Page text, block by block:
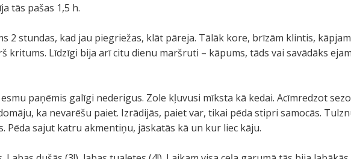
tās pašas 1,5 h.
2 stundas, kad jau piegriežas, klāt pāreja. Tālāk kore, brīzām klintis,
kritums. Līdzīgi bija arī citu dienu maršruti – kāpums, tāds vai savādāks
paņēmis galīgi nederigus. Zole kļuvusi mīksta kā kedai. Acīmredzot
ka nevarēšu paiet. Izrādijās, paiet var, tikai pēda stipri samocās.
Pēda sajut katru akmentiņu, jāskatās kā un kur liec kāju.